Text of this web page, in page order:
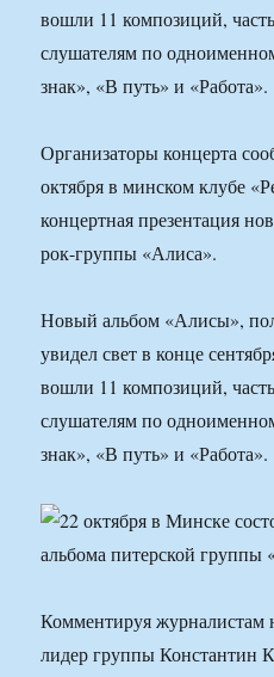
вошли 11 композиций,
слушателям по
знак», «В путь» и «Работа».
Организаторы концерта
октября в минском клубе
концертная презентация
рок-группы «Алиса».
Новый альбом «Алисы»,
увидел свет в конце
вошли 11 композиций,
слушателям по
знак», «В путь» и «Работа».
Комментируя журналистам
лидер группы Константин